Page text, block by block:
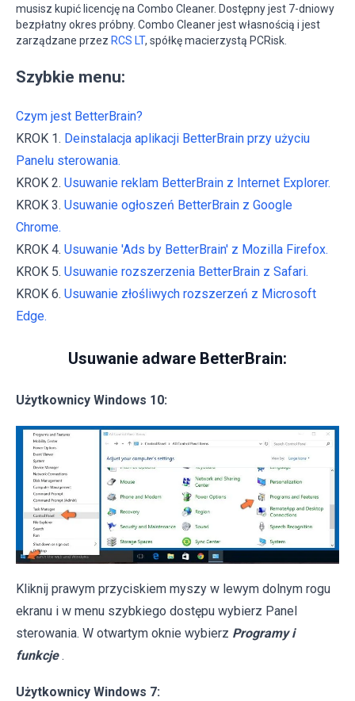
musisz kupić licencję na Combo Cleaner. Dostępny jest 7-dniowy
bezpłatny okres próbny. Combo Cleaner jest własnością i jest
zarządzane przez RCS LT, spółkę macierzystą PCRisk.
Szybkie menu:
Czym jest BetterBrain?
KROK 1. Deinstalacja aplikacji BetterBrain przy użyciu
Panelu sterowania.
KROK 2. Usuwanie reklam BetterBrain z Internet Explorer.
KROK 3. Usuwanie ogłoszeń BetterBrain z Google
Chrome.
KROK 4. Usuwanie 'Ads by BetterBrain' z Mozilla Firefox.
KROK 5. Usuwanie rozszerzenia BetterBrain z Safari.
KROK 6. Usuwanie złośliwych rozszerzeń z Microsoft
Edge.
Usuwanie adware BetterBrain:
Użytkownicy Windows 10:
Kliknij prawym przyciskiem myszy w lewym dolnym rogu
ekranu i w menu szybkiego dostępu wybierz Panel
sterowania. W otwartym oknie wybierz Programy i
funkcje .
Użytkownicy Windows 7: